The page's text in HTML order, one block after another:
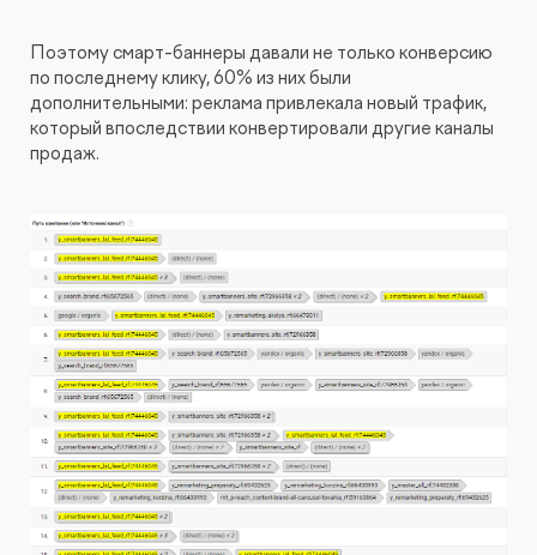
Поэтому смарт-баннеры давали не только конверсию
по последнему клику, 60% из них были
дополнительными: реклама привлекала новый трафик,
который впоследствии конвертировали другие каналы
продаж.